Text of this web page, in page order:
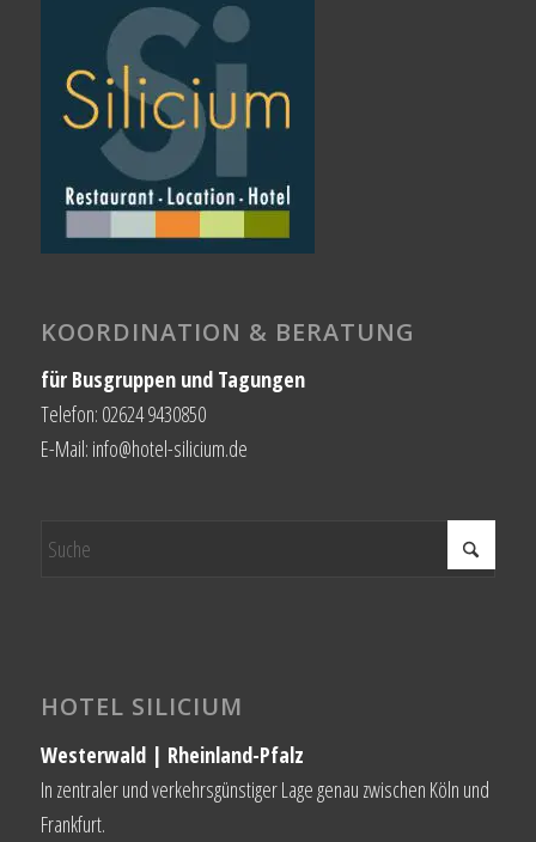
KOORDINATION & BERATUNG
für Busgruppen und Tagungen
Telefon: 02624 9430850
E-Mail: info@hotel-silicium.de
HOTEL SILICIUM
Westerwald | Rheinland-Pfalz
In zentraler und verkehrsgünstiger Lage genau zwischen Köln und
Frankfurt.